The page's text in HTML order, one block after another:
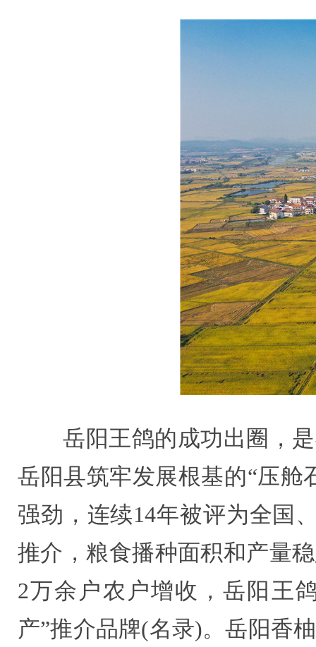
岳阳王鸽的成功出圈，
岳阳县筑牢发展根基的“压舱
强劲，连续14年被评为全国
推介，粮食播种面积和产量
2万余户农户增收，岳阳王
产”推介品牌(名录)。岳阳香